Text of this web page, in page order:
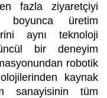
fazla ziyaretçiyi
boyunca üretim
aynı teknoloji
bir deneyim
robotik
kaynak
sanayisinin tüm